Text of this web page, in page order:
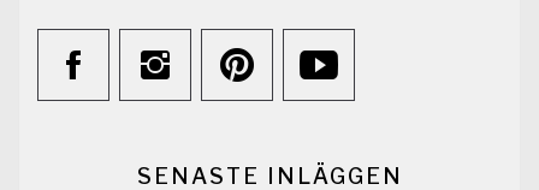
SENASTE INLÄGGEN